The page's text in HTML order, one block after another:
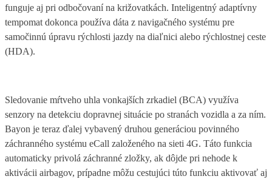
funguje aj pri odbočovaní na križovatkách. Inteligentný adaptívny
tempomat dokonca používa dáta z navigačného systému pre
samočinnú úpravu rýchlosti jazdy na diaľnici alebo rýchlostnej ceste
(HDA).
Sledovanie mŕtveho uhla vonkajších zrkadiel (BCA) využíva
senzory na detekciu dopravnej situácie po stranách vozidla a za ním.
Bayon je teraz ďalej vybavený druhou generáciou povinného
záchranného systému eCall založeného na sieti 4G. Táto funkcia
automaticky privolá záchranné zložky, ak dôjde pri nehode k
aktivácii airbagov, prípadne môžu cestujúci túto funkciu aktivovať aj